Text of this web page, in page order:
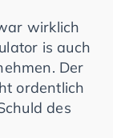
wirklich
is auch
Der
ordentlich
des